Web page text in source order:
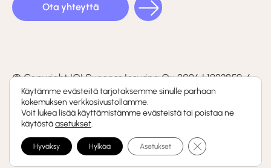
Ota yhteyttä
(F)
© Copyright IQI Success Insuring Oy 2026 | 1923859-6
Tietosuojaseloste
Whistleblowing-kanava
Käytämme evästeitä tarjotaksemme sinulle parhaan
kokemuksen verkkosivustollamme.
Voit lukea lisää käyttämistämme evästeistä tai poistaa ne
käytöstäasetukset.
Hyväksy Hylkää Asetukset Sulje evästebanneri